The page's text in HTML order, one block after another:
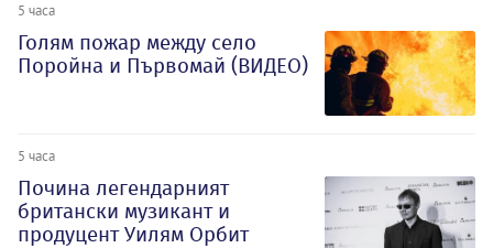
5 часа
Голям пожар между село
Поройна и Първомай (ВИДЕО)
5 часа
Почина легендарният
британски музикант и
продуцент Уилям Орбит